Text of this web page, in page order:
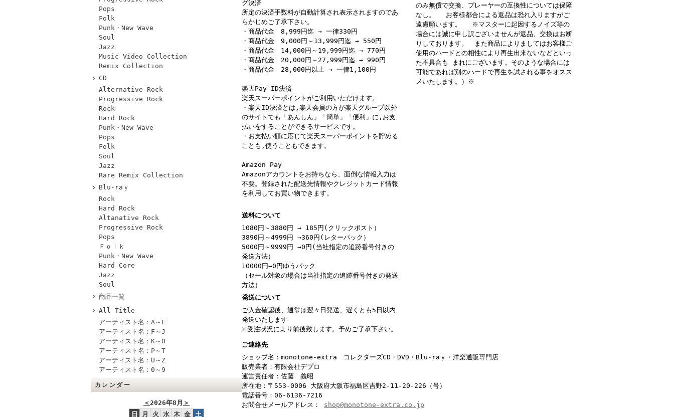
Pops
Folk
Punk・New Wave
Soul
Jazz
Music Video Collection
Remix Collection
CD
Alternative Rock
Progressive Rock
Rock
Hard Rock
Punk・New Wave
Pops
Folk
Soul
Jazz
Rare Remix Collection
Blu-raｙ
Rock
Hard Rock
Altanative Rock
Progressive Rock
Pops
Ｆｏｌｋ
Punk・New Wave
Hard Core
Jazz
Soul
商品一覧
All Title
アーティスト名：A～E
アーティスト名：F～J
アーティスト名：K～O
アーティスト名：P～T
アーティスト名：U～Z
アーティスト名：0～9
カレンダー
＜2026年8月 ＞
日
月 火 水 木 金 土
グ決済
所定の決済手数料が自動計算され表示されますのであ
らかじめご了承下さい。
・商品代金 8,999円迄 → 一律330円
・商品代金 9,000円～13,999円迄 → 550円
・商品代金 14,000円～19,999円迄 → 770円
・商品代金 20,000円～27,999円迄 → 990円
・商品代金 28,000円以上 → 一律1,100円
楽天Pay ID決済
楽天スーパーポイントがご利用いただけます。
・楽天ID決済とは,楽天会員の方が楽天グループ以外
のサイトでも「あんしん」「簡単」「便利」に,お支
払いをすることができるサービスです。
・お支払い額に応じて楽天スーパーポイントを貯める
ことも,使うこともできます。
Amazon Pay
Amazonアカウントをお持ちなら、面倒な情報入力は
不要。登録された配送先情報やクレジットカード情報
を利用してお買い物できます。
送料について
1080円～3880円 → 185円(クリックポスト）
3890円～4999円 →360円(レターパック）
5000円～9999円 →0円(当社指定の追跡番号付きの
発送方法）
10000円→0円ゆうパック
（セール対象の場合は当社指定の追跡番号付きの発送
方法）
発送について
ご入金確認後、通常は翌々日発送、遅くとも5日以内
発送いたします
※受注状況により前後致します。予めご了承下さい。
のみ無償で交換、プレーヤーの互換性については保障
なし。 お客様都合による返品は恐れ入りますがご
遠慮願います。 ※マスターに起因するノイズ等の
場合には誠に申し訳ございませんが返品、交換はお断
りしております。 また商品によりましてはお客様ご
使用のハードとの相性により再生出来ないなどといっ
た不具合も まれにございます。そのような場合には
可能であれば別のハードで再生を試される事をオスス
メいたします。）※
ご連絡先
ショップ名：monotone-extra コレクターズCD・DVD・Blu-raｙ・洋楽通販専門店
販売業者：有限会社デプロ
運営責任者：佐藤 義昭
所在地：〒553-0006 大阪府大阪市福島区吉野2-11-20-226（号）
電話番号：06-6136-7216
お問合せメールアドレス： shop@monotone-extra.co.jp